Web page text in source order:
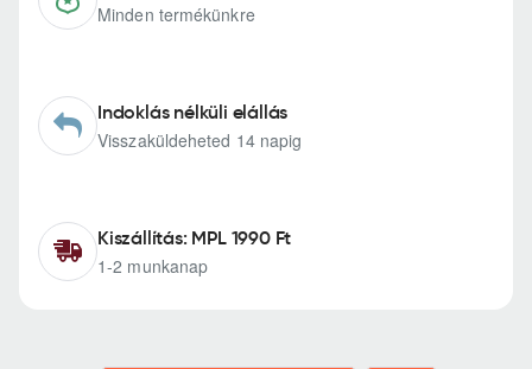
Minden termékünkre
Indoklás nélküli elállás
Visszaküldeheted 14 napig
Kiszállítás: MPL 1990 Ft
1-2 munkanap